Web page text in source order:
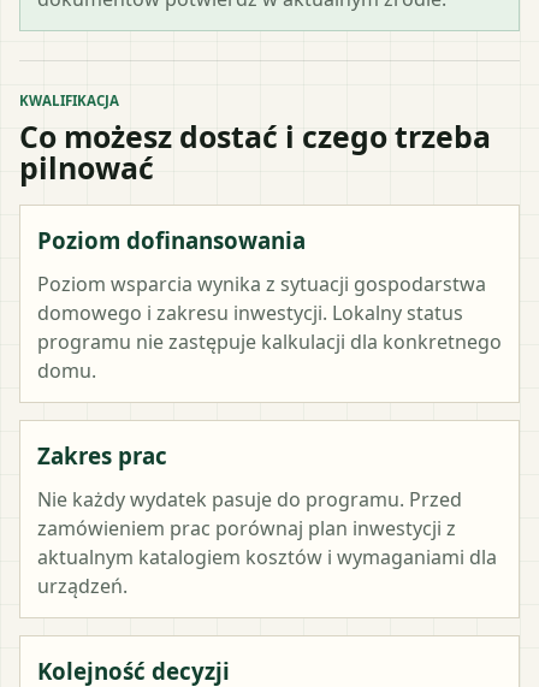
KWALIFIKACJA
Co możesz dostać i czego trzeba
pilnować
Poziom dofinansowania
Poziom wsparcia wynika z sytuacji gospodarstwa
domowego i zakresu inwestycji. Lokalny status
programu nie zastępuje kalkulacji dla konkretnego
domu.
Zakres prac
Nie każdy wydatek pasuje do programu. Przed
zamówieniem prac porównaj plan inwestycji z
aktualnym katalogiem kosztów i wymaganiami dla
urządzeń.
Kolejność decyzji